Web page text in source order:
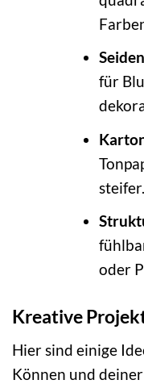
für
steifer.
oder
Kreative
Hier sind einige
Können und